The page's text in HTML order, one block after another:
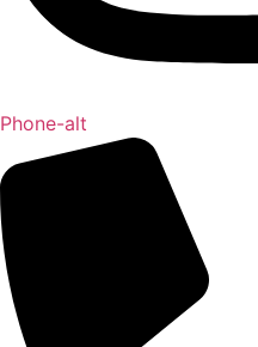
Phone-alt